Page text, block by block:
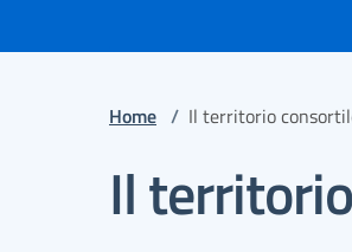
Home / Il territorio
Il